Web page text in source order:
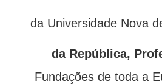
da Universidade Nova
da República,
Fundações de toda a